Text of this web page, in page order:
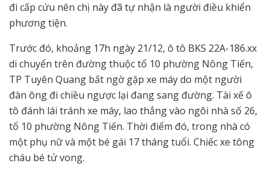
đi cấp cứu nên chị này đã tự nhận là người điều khiển
phương tiện.
Trước đó, khoảng 17h ngày 21/12, ô tô BKS 22A-186.xx
di chuyển trên đường thuộc tổ 10 phường Nông Tiến,
TP Tuyên Quang bất ngờ gặp xe máy do một người
đàn ông đi chiều ngược lại đang sang đường. Tài xế ô
tô đánh lái tránh xe máy, lao thẳng vào ngôi nhà số 26,
tổ 10 phường Nông Tiến. Thời điểm đó, trong nhà có
một phụ nữ và một bé gái 17 tháng tuổi. Chiếc xe tông
cháu bé tử vong.